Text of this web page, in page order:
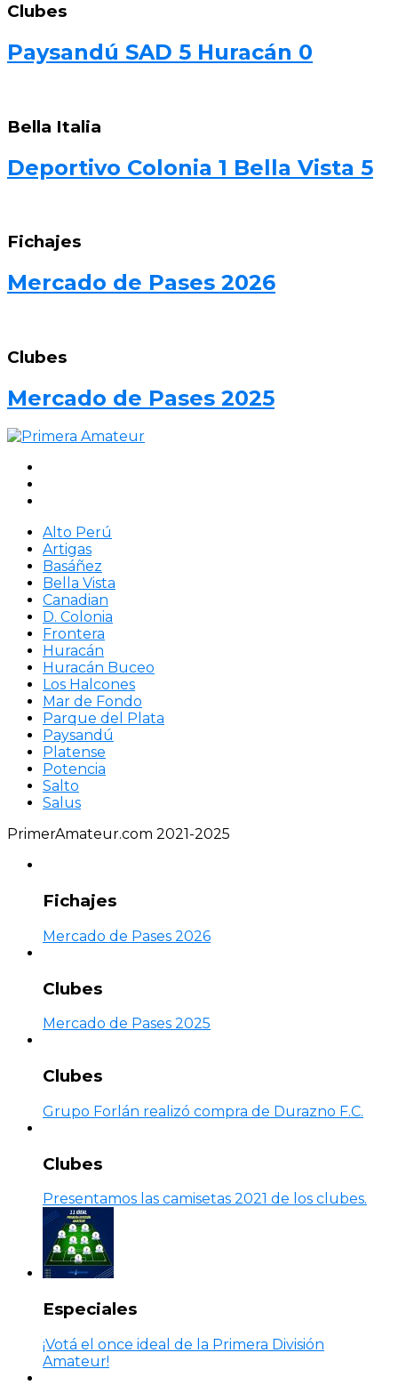
Clubes
Paysandú SAD 5 Huracán 0
Bella Italia
Deportivo Colonia 1 Bella Vista 5
Fichajes
Mercado de Pases 2026
Clubes
Mercado de Pases 2025
Alto Perú
Artigas
Basáñez
Bella Vista
Canadian
D. Colonia
Frontera
Huracán
Huracán Buceo
Los Halcones
Mar de Fondo
Parque del Plata
Paysandú
Platense
Potencia
Salto
Salus
PrimerAmateur.com 2021-2025
Fichajes
Mercado de Pases 2026
Clubes
Mercado de Pases 2025
Clubes
Grupo Forlán realizó compra de Durazno F.C.
Clubes
Presentamos las camisetas 2021 de los clubes.
Especiales
¡Votá el once ideal de la Primera División
Amateur!